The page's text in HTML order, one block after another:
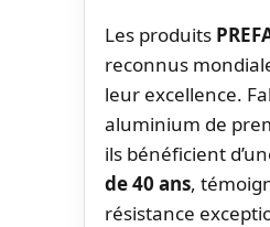
Les produits
reconnus
leur excellence.
aluminium de
ils bénéficient
de 40 ans,
résistance